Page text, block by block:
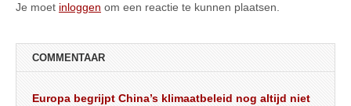
Je moet inloggen om een reactie te kunnen plaatsen.
COMMENTAAR
Europa begrijpt China’s klimaatbeleid nog altijd niet